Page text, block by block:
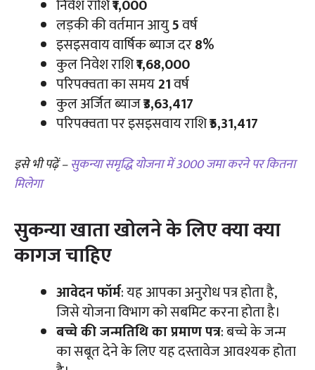
निवेश राशि₹1,000
लड़की की वर्तमान आयु5वर्ष
इसइसवाय वार्षिक ब्याज दर8%
कुल निवेश राशि₹1,68,000
परिपक्वता का समय21वर्ष
कुल अर्जित ब्याज₹3,63,417
परिपक्वता पर इसइसवाय राशि₹5,31,417
इसे भी पढ़ें –सुकन्या समृद्धि योजना में 3000 जमा करने पर कितना
मिलेगा
सुकन्या खाता खोलने के लिए क्या क्या
कागज चाहिए
आवेदन फॉर्म: यह आपका अनुरोध पत्र होता है,
जिसे योजना विभाग को सबमिट करना होता है।
बच्चे की जन्मतिथि का प्रमाण पत्र: बच्चे के जन्म
का सबूत देने के लिए यह दस्तावेज आवश्यक होता